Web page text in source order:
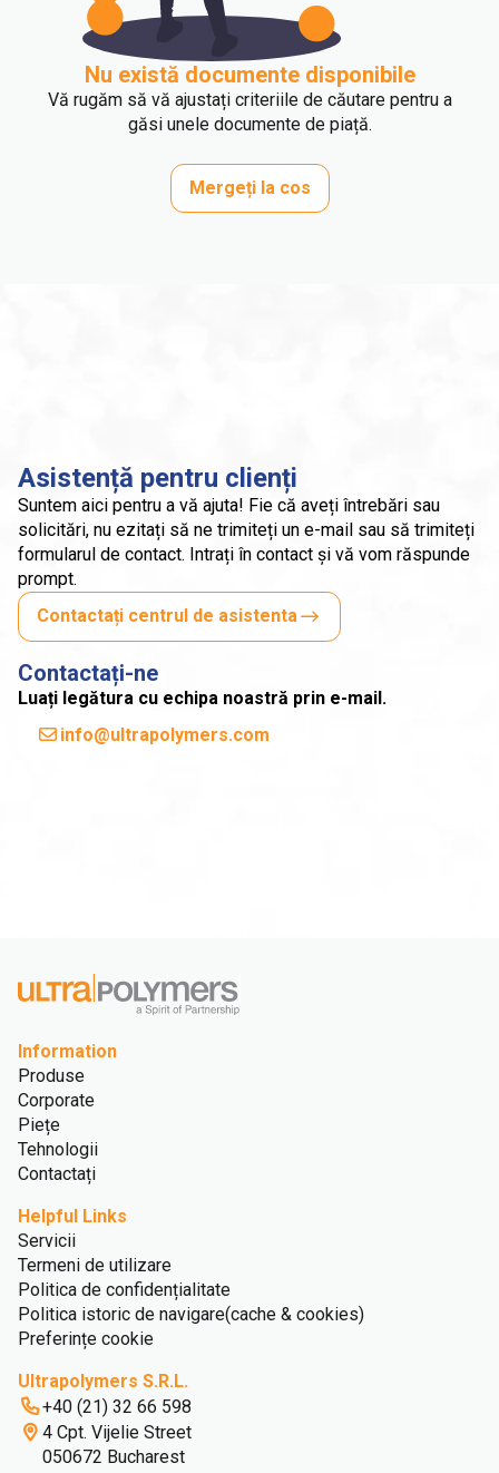
Nu există documente disponibile
Vă rugăm să vă ajustați criteriile de căutare pentru a
găsi unele documente de piață.
Mergeți la cos
Asistență pentru clienți
Suntem aici pentru a vă ajuta! Fie că aveți întrebări sau
solicitări, nu ezitați să ne trimiteți un e-mail sau să trimiteți
formularul de contact. Intrați în contact și vă vom răspunde
prompt.
Contactați centrul de asistenta
Contactați-ne
Luați legătura cu echipa noastră prin e-mail.
info@ultrapolymers.com
Information
Produse
Corporate
Piețe
Tehnologii
Contactați
Helpful Links
Servicii
Termeni de utilizare
Politica de confidențialitate
Politica istoric de navigare(cache & cookies)
Preferințe cookie
Ultrapolymers S.R.L.
+40 (21) 32 66 598
4 Cpt. Vijelie Street
050672 Bucharest